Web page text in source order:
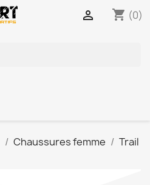
shopping_cart (0)

Chaussures femme
Trail